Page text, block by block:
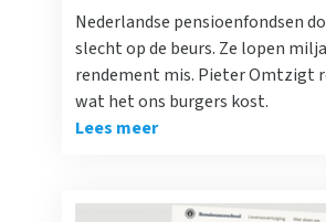
Nederlandse pensioenfondsen
slecht op de beurs. Ze lopen
rendement mis. Pieter Omtzigt
wat het ons burgers kost.
Lees meer